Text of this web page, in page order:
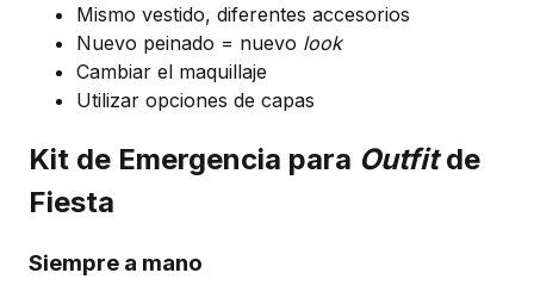
Mismo vestido, diferentes accesorios
Nuevo peinado = nuevo look
Cambiar el maquillaje
Utilizar opciones de capas
Kit de Emergencia para Outfitde
Fiesta
Siempre a mano